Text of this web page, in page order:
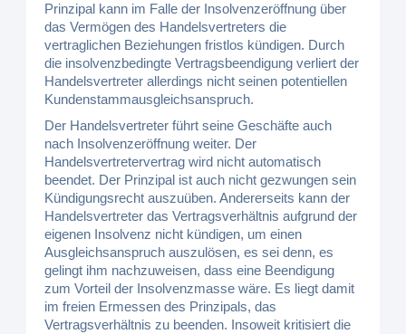
Prinzipal kann im Falle der Insolvenzeröffnung über
das Vermögen des Handelsvertreters die
vertraglichen Beziehungen fristlos kündigen. Durch
die insolvenzbedingte Vertragsbeendigung verliert der
Handelsvertreter allerdings nicht seinen potentiellen
Kundenstammausgleichsanspruch.
Der Handelsvertreter führt seine Geschäfte auch
nach Insolvenzeröffnung weiter. Der
Handelsvertretervertrag wird nicht automatisch
beendet. Der Prinzipal ist auch nicht gezwungen sein
Kündigungsrecht auszuüben. Andererseits kann der
Handelsvertreter das Vertragsverhältnis aufgrund der
eigenen Insolvenz nicht kündigen, um einen
Ausgleichsanspruch auszulösen, es sei denn, es
gelingt ihm nachzuweisen, dass eine Beendigung
zum Vorteil der Insolvenzmasse wäre. Es liegt damit
im freien Ermessen des Prinzipals, das
Vertragsverhältnis zu beenden. Insoweit kritisiert die